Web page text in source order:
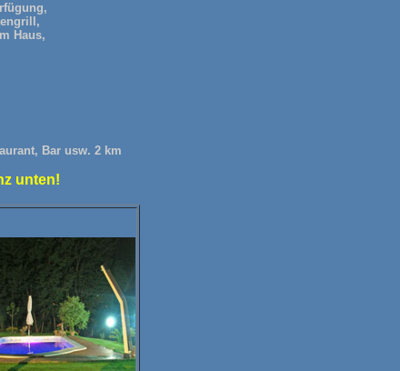
Haus,
Bar usw. 2 km
unten!